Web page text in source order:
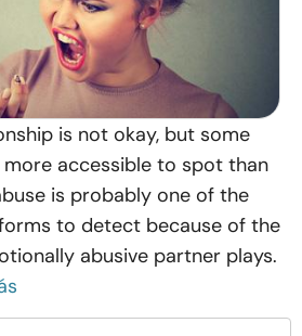
is not okay, but some
accessible to spot than
is probably one of the
to detect because of the
abusive partner plays.